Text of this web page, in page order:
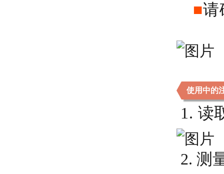
■请
使用中的
1. 读
2. 测